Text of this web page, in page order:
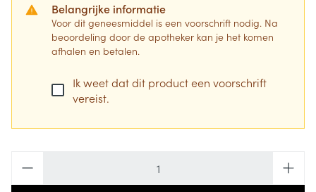
Belangrijke informatie
Voor dit geneesmiddel is een voorschrift nodig. Na
beoordeling door de apotheker kan je het komen
afhalen en betalen.
Ik weet dat dit product een voorschrift
vereist.